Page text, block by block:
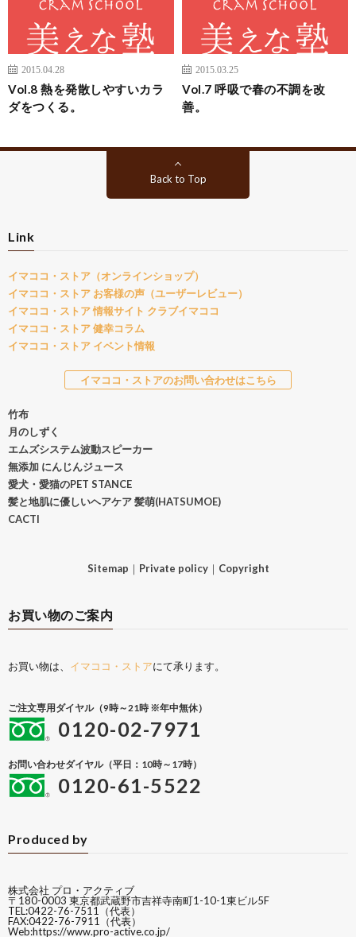
2015.04.28
Vol.8 熱を発散しやすいカラ
ダをつくる。
2015.03.25
Vol.7 呼吸で春の不調を改
善。
Back to Top
Link
イマココ・ストア（オンラインショップ）
イマココ・ストア お客様の声（ユーザーレビュー）
イマココ・ストア 情報サイト クラブイマココ
イマココ・ストア 健幸コラム
イマココ・ストア イベント情報
イマココ・ストアのお問い合わせはこちら
竹布
月のしずく
エムズシステム波動スピーカー
無添加 にんじんジュース
愛犬・愛猫のPET STANCE
髪と地肌に優しいヘアケア 髪萌(HATSUMOE)
CACTI
Sitemap ｜ Private policy｜ Copyright
お買い物のご案内
お買い物は、 イマココ・ストアにて承ります。
ご注文専用ダイヤル（9時～21時 ※年中無休）
0120-02-7971
お問い合わせダイヤル（平日：10時～17時）
0120-61-5522
Produced by
株式会社 プロ・アクティブ
〒180-0003 東京都武蔵野市吉祥寺南町1-10-1東ビル5F
TEL:0422-76-7511（代表）
FAX:0422-76-7911（代表）
Web:https://www.pro-active.co.jp/